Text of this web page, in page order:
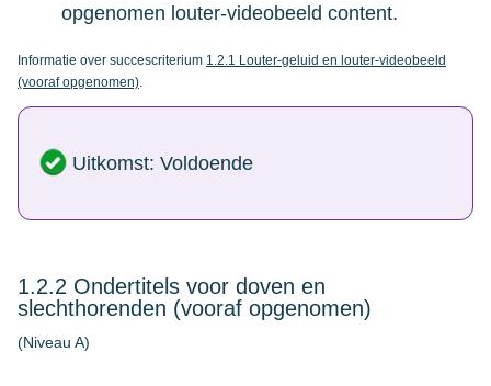
opgenomen louter-videobeeld content.
Informatie over succescriterium 1.2.1 Louter-geluid en louter-videobeeld
(vooraf opgenomen)
Uitkomst: Voldoende
1.2.2 Ondertitels voor doven en
slechthorenden (vooraf opgenomen)
(Niveau A)